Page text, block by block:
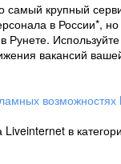
самый крупный
в России*,
Рунете.
вакансий
возможностях
в